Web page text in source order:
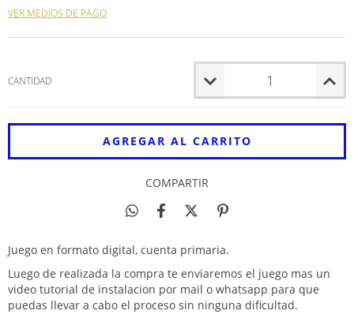
VER MEDIOS DE PAGO
CANTIDAD
COMPARTIR
Juego en formato digital, cuenta primaria.
Luego de realizada la compra te enviaremos el juego mas un
video tutorial de instalacion por mail o whatsapp para que
puedas llevar a cabo el proceso sin ninguna dificultad.